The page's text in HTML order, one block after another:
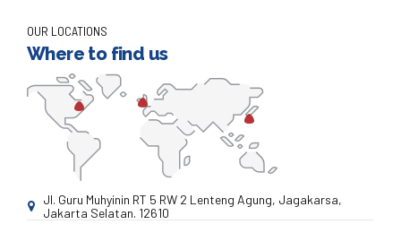
OUR LOCATIONS
Where to find us
Jl. Guru Muhyinin RT 5 RW 2 Lenteng Agung, Jagakarsa,
Jakarta Selatan. 12610